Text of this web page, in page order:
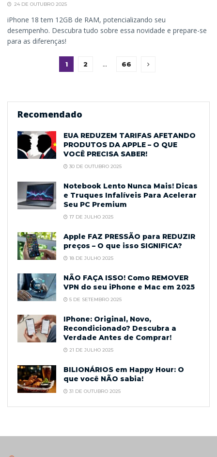
24 DE OUTUBRO 2025
iPhone 18 tem 12GB de RAM, potencializando seu
desempenho. Descubra tudo sobre essa novidade e prepare-se
para as diferenças!
1 2 … 66
Recomendado
EUA REDUZEM TARIFAS AFETANDO
PRODUTOS DA APPLE – O QUE
VOCÊ PRECISA SABER!
30 DE OUTUBRO 2025
Notebook Lento Nunca Mais! Dicas
e Truques Infalíveis Para Acelerar
Seu PC Premium
17 DE JULHO 2025
Apple FAZ PRESSÃO para REDUZIR
preços – O que isso SIGNIFICA?
18 DE JULHO 2025
NÃO FAÇA ISSO! Como REMOVER
VPN do seu iPhone e Mac em 2025
5 DE SETEMBRO 2025
IPhone: Original, Novo,
Recondicionado? Descubra a
Verdade Antes de Comprar!
21 DE JULHO 2025
BILIONÁRIOS em Happy Hour: O
que você NÃO sabia!
31 DE OUTUBRO 2025